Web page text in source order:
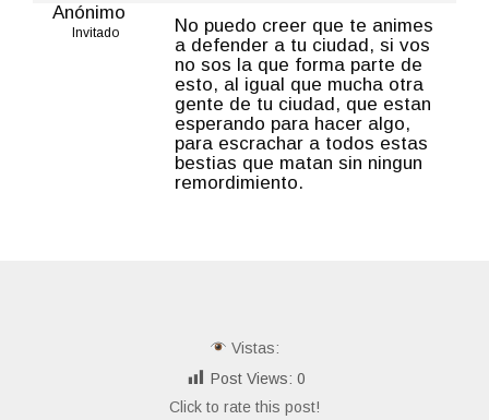
Anónimo
Invitado
No puedo creer que te animes
a defender a tu ciudad, si vos
no sos la que forma parte de
esto, al igual que mucha otra
gente de tu ciudad, que estan
esperando para hacer algo,
para escrachar a todos estas
bestias que matan sin ningun
remordimiento.
Vistas:
Post Views: 0
Click to rate this post!